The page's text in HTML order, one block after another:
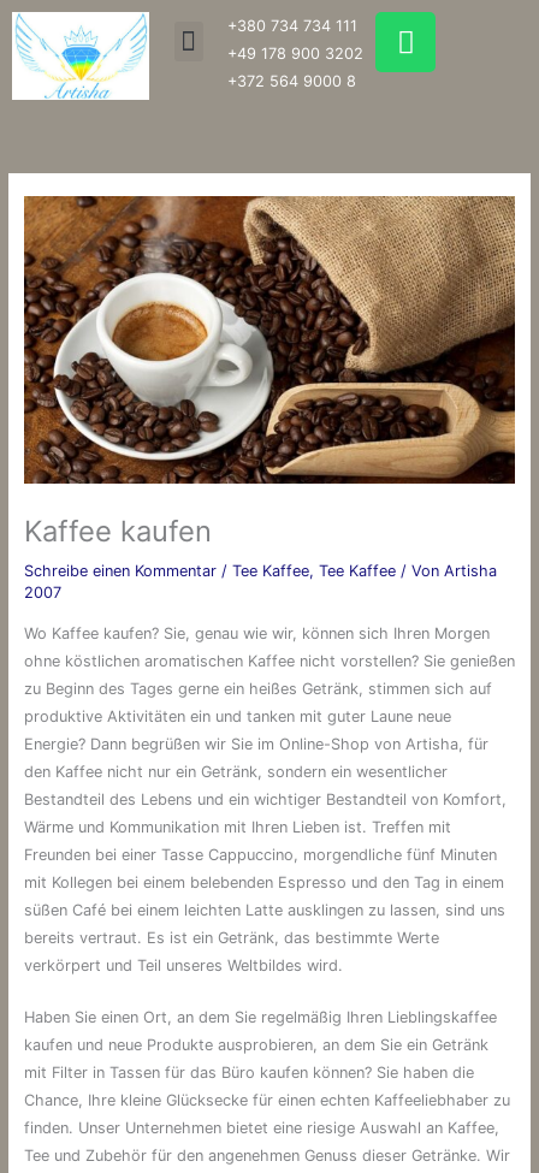
Zum
Inhalt
springen
Menu
+380 734 734 111
+49 178 900 3202
+372 564 9000 8
W
h
a
p
p
Kaffee kaufen
Schreibe einen Kommentar / Tee Kaffee, Tee Kaffee/ Von Artisha
2007
Wo Kaffee kaufen? Sie, genau wie wir, können sich Ihren Morgen
ohne köstlichen aromatischen Kaffee nicht vorstellen? Sie genießen
zu Beginn des Tages gerne ein heißes Getränk, stimmen sich auf
produktive Aktivitäten ein und tanken mit guter Laune neue
Energie? Dann begrüßen wir Sie im Online-Shop von Artisha, für
den Kaffee nicht nur ein Getränk, sondern ein wesentlicher
Bestandteil des Lebens und ein wichtiger Bestandteil von Komfort,
Wärme und Kommunikation mit Ihren Lieben ist. Treffen mit
Freunden bei einer Tasse Cappuccino, morgendliche fünf Minuten
mit Kollegen bei einem belebenden Espresso und den Tag in einem
süßen Café bei einem leichten Latte ausklingen zu lassen, sind uns
bereits vertraut. Es ist ein Getränk, das bestimmte Werte
verkörpert und Teil unseres Weltbildes wird.
Haben Sie einen Ort, an dem Sie regelmäßig Ihren Lieblingskaffee
kaufen und neue Produkte ausprobieren, an dem Sie ein Getränk
mit Filter in Tassen für das Büro kaufen können? Sie haben die
Chance, Ihre kleine Glücksecke für einen echten Kaffeeliebhaber zu
finden. Unser Unternehmen bietet eine riesige Auswahl an Kaffee,
Tee und Zubehör für den angenehmen Genuss dieser Getränke. Wir